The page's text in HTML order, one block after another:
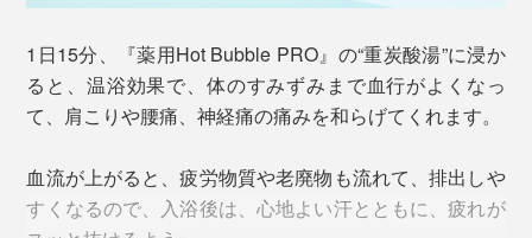
バートナウハイム（Bad Nauheim）は、古くから、重炭
酸イオンがたっぷり溶け込んだ、中性の自然炭酸泉が湧
き出る街。
1834年に、温泉療養地（＝Bad）の称号を認可されて、
世界中から人々が集まる保養地です。
1日15分、『薬用Hot Bubble PRO』の“重炭酸湯”に浸か
ると、温浴効果で、体のすみずみまで血行がよくなっ
て、肩こりや腰痛、神経痛の痛みを和らげてくれます。
血流が上がると、疲労物質や老廃物も流れて、排出しや
すくなるので、入浴後は、心地よい汗とともに、疲れが